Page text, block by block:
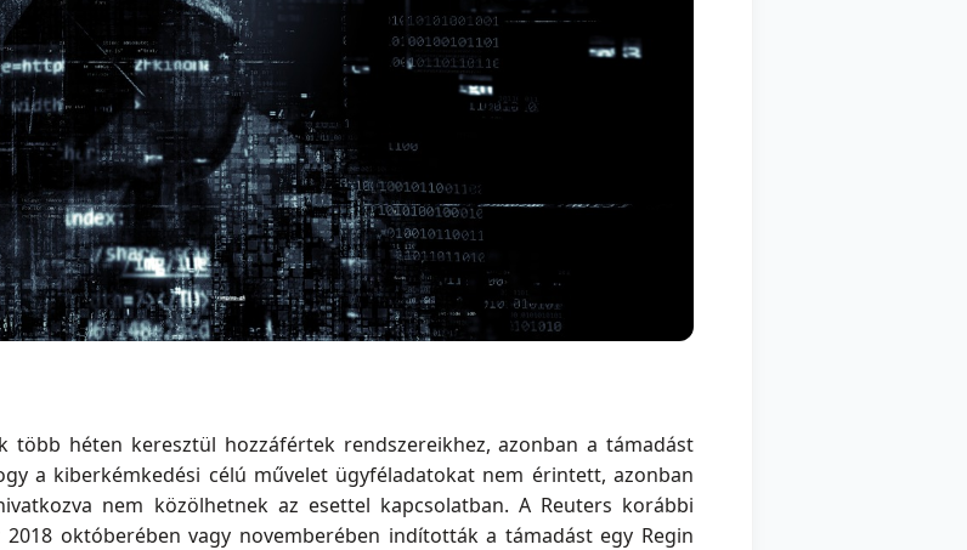
több héten keresztül hozzáfértek rendszereikhez, azonban a támadást
a kiberkémkedési célú művelet ügyféladatokat nem érintett, azonban
nem közölhetnek az esettel kapcsolatban. A Reuters korábbi
októberében vagy novemberében indították a támadást egy Regin